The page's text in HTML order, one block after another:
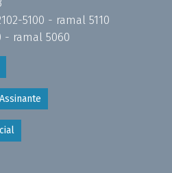
5100 - ramal 5110
- ramal 5060